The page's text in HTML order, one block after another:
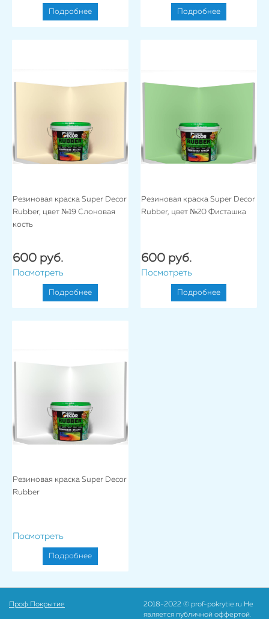
Подробнее Подробнее
Резиновая краска Super Decor
Rubber, цвет №19 Слоновая
кость
600 руб.
Посмотреть
Подробнее
Резиновая краска Super Decor
Rubber, цвет №20 Фисташка
600 руб.
Посмотреть
Подробнее
Резиновая краска Super Decor
Rubber
Посмотреть
Подробнее
Проф Покрытие
2018-2022 © prof-pokrytie.ru Не
является публичной оффертой.